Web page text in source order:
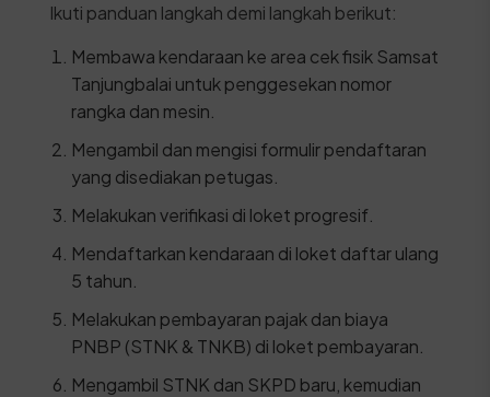
Ikuti panduan langkah demi langkah berikut:
Membawa kendaraan ke area cek fisik Samsat
Tanjungbalai untuk penggesekan nomor
rangka dan mesin.
Mengambil dan mengisi formulir pendaftaran
yang disediakan petugas.
Melakukan verifikasi di loket progresif.
Mendaftarkan kendaraan di loket daftar ulang
5 tahun.
Melakukan pembayaran pajak dan biaya
PNBP (STNK & TNKB) di loket pembayaran.
Mengambil STNK dan SKPD baru, kemudian